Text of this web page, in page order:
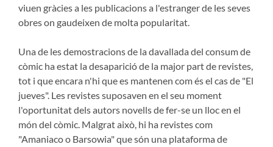
viuen gràcies a les publicacions a l'estranger de les seves
obres on gaudeixen de molta popularitat.
Una de les demostracions de la davallada del consum de
còmic ha estat la desaparició de la major part de revistes,
tot i que encara n'hi que es mantenen com és el cas de "El
jueves". Les revistes suposaven en el seu moment
l'oportunitat dels autors novells de fer-se un lloc en el
món del còmic. Malgrat això, hi ha revistes com
"Amaniaco o Barsowia" que són una plataforma de